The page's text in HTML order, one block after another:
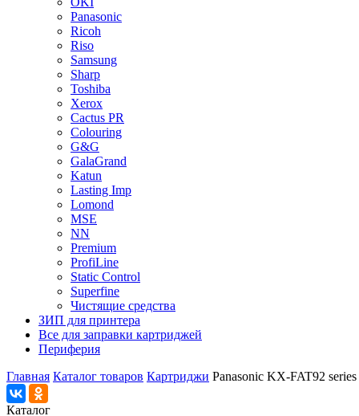
Panasonic
Ricoh
Riso
Samsung
Sharp
Toshiba
Xerox
Cactus PR
Colouring
G&G
GalaGrand
Katun
Lasting Imp
Lomond
MSE
NN
Premium
ProfiLine
Static Control
Superfine
Чистящие средства
ЗИП для принтера
Все для заправки картриджей
Периферия
Главная Каталог товаров Картриджи Panasonic KX-FAT92 series
Каталог